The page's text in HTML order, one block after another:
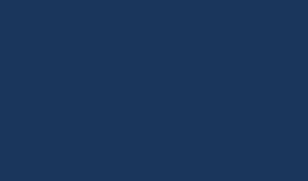
O pewnym problemie Ö. STENFLO. Referat na
Martyngałowe podejście T.Figla do ograniczoności
Kontynuacja referatu z 27.XI.2025, 4.XII.2025 oraz